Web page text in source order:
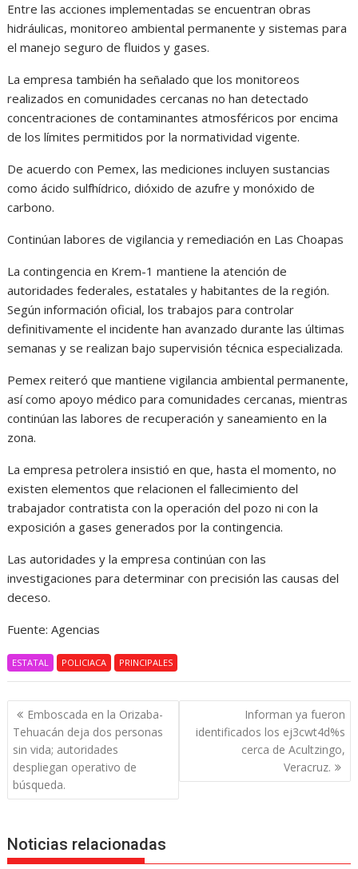
Entre las acciones implementadas se encuentran obras
hidráulicas, monitoreo ambiental permanente y sistemas para
el manejo seguro de fluidos y gases.
La empresa también ha señalado que los monitoreos
realizados en comunidades cercanas no han detectado
concentraciones de contaminantes atmosféricos por encima
de los límites permitidos por la normatividad vigente.
De acuerdo con Pemex, las mediciones incluyen sustancias
como ácido sulfhídrico, dióxido de azufre y monóxido de
carbono.
Continúan labores de vigilancia y remediación en Las Choapas
La contingencia en Krem-1 mantiene la atención de
autoridades federales, estatales y habitantes de la región.
Según información oficial, los trabajos para controlar
definitivamente el incidente han avanzado durante las últimas
semanas y se realizan bajo supervisión técnica especializada.
Pemex reiteró que mantiene vigilancia ambiental permanente,
así como apoyo médico para comunidades cercanas, mientras
continúan las labores de recuperación y saneamiento en la
zona.
La empresa petrolera insistió en que, hasta el momento, no
existen elementos que relacionen el fallecimiento del
trabajador contratista con la operación del pozo ni con la
exposición a gases generados por la contingencia.
Las autoridades y la empresa continúan con las
investigaciones para determinar con precisión las causas del
deceso.
Fuente: Agencias
ESTATAL POLICIACA PRINCIPALES
Navegación
de
entradas
Emboscada en la Orizaba-
Tehuacán deja dos personas
sin vida; autoridades
despliegan operativo de
búsqueda.
Informan ya fueron
identificados los ej3cwt4d%s
cerca de Acultzingo,
Veracruz.
Noticias relacionadas